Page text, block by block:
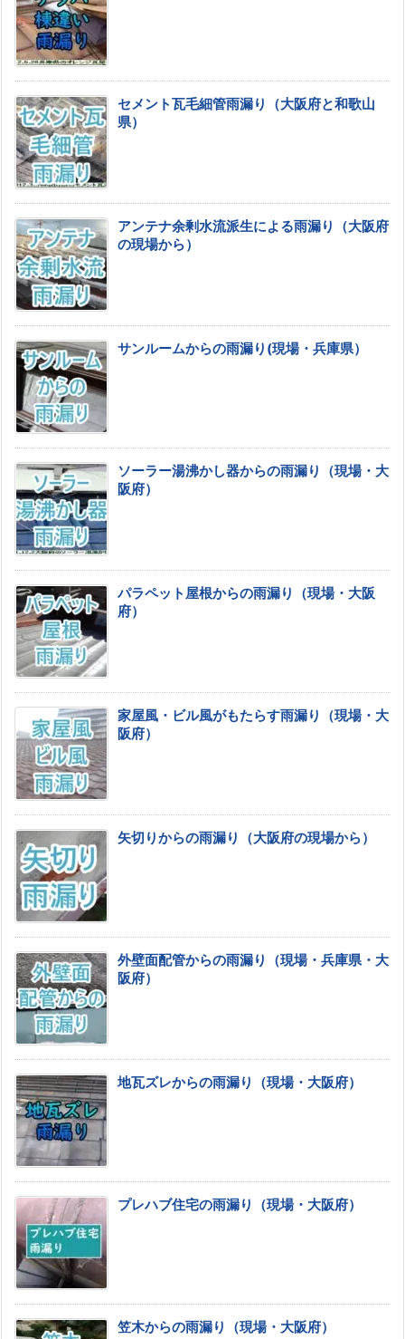
セメント瓦毛細管雨漏り（大阪府と和歌山
県）
アンテナ余剰水流派生による雨漏り（大阪府
の現場から）
サンルームからの雨漏り(現場・兵庫県）
ソーラー湯沸かし器からの雨漏り（現場・大
阪府）
パラペット屋根からの雨漏り（現場・大阪
府）
家屋風・ビル風がもたらす雨漏り（現場・大
阪府）
矢切りからの雨漏り（大阪府の現場から）
外壁面配管からの雨漏り（現場・兵庫県・大
阪府）
地瓦ズレからの雨漏り（現場・大阪府）
プレハブ住宅の雨漏り（現場・大阪府）
笠木からの雨漏り（現場・大阪府）